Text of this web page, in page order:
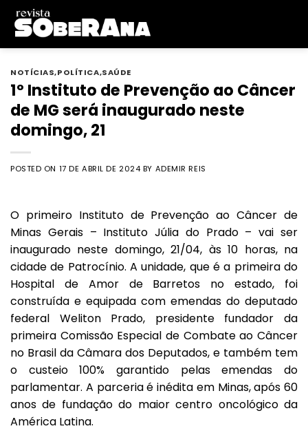
Skip
content
NOTÍCIAS,POLÍTICA,SAÚDE
1º Instituto de Prevenção ao Câncer
de MG será inaugurado neste
domingo, 21
POSTED ON 17 DE ABRIL DE 2024 BY ADEMIR REIS
O primeiro Instituto de Prevenção ao Câncer de
Minas Gerais – Instituto Júlia do Prado – vai ser
inaugurado neste domingo, 21/04, às 10 horas, na
cidade de Patrocínio. A un​idade, que é a primeira do
Hospital de Amor de Barretos no estado, foi
construída e equipada com emendas do deputado
federal Weliton Prado, presidente fundador da
primeira Comissão Especial de Combate ao Câncer
no Brasil da Câmara dos Deputados, e também tem
o custeio 100% garantido pelas emendas do
parlamentar. A parceria é inédita em Minas, após 60
anos de fundação do maior centro oncológico da
América Latina.